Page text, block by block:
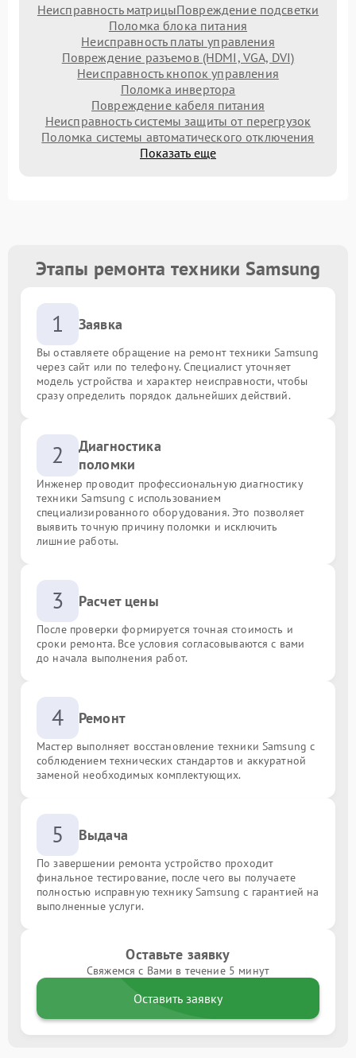
Неисправность матрицыПовреждение подсветки
Поломка блока питания
Неисправность платы управления
Повреждение разъемов (HDMI, VGA, DVI)
Неисправность кнопок управления
Поломка инвертора
Повреждение кабеля питания
Неисправность системы защиты от перегрузок
Поломка системы автоматического отключения
Показать еще
Этапы ремонта техники Samsung
1 Заявка
Вы оставляете обращение на ремонт техники Samsung
через сайт или по телефону. Специалист уточняет
модель устройства и характер неисправности, чтобы
сразу определить порядок дальнейших действий.
2
Диагностика
поломки
Инженер проводит профессиональную диагностику
техники Samsung с использованием
специализированного оборудования. Это позволяет
выявить точную причину поломки и исключить
лишние работы.
3 Расчет цены
После проверки формируется точная стоимость и
сроки ремонта. Все условия согласовываются с вами
до начала выполнения работ.
4 Ремонт
Мастер выполняет восстановление техники Samsung с
соблюдением технических стандартов и аккуратной
заменой необходимых комплектующих.
5 Выдача
По завершении ремонта устройство проходит
финальное тестирование, после чего вы получаете
полностью исправную технику Samsung с гарантией на
выполненные услуги.
Оставьте заявку
Свяжемся с Вами в течение 5 минут
Оставить заявку